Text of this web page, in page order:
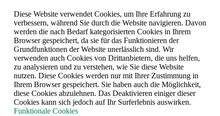
Diese Website verwendet Cookies, um Ihre Erfahrung zu
verbessern, während Sie durch die Website navigieren. Davon
werden die nach Bedarf kategorisierten Cookies in Ihrem
Browser gespeichert, da sie für das Funktionieren der
Grundfunktionen der Website unerlässlich sind. Wir
verwenden auch Cookies von Drittanbietern, die uns helfen,
zu analysieren und zu verstehen, wie Sie diese Website
nutzen. Diese Cookies werden nur mit Ihrer Zustimmung in
Ihrem Browser gespeichert. Sie haben auch die Möglichkeit,
diese Cookies abzulehnen. Das Deaktivieren einiger dieser
Cookies kann sich jedoch auf Ihr Surferlebnis auswirken.
Funktionale Cookies